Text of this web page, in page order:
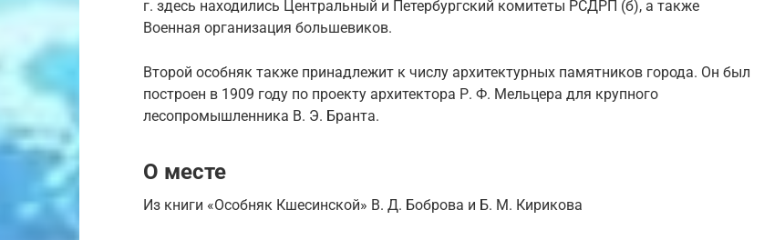
г. здесь находились Центральный и Петербургский комитеты РСДРП (б), а также
Военная организация большевиков.
Второй особняк также принадлежит к числу архитектурных памятников города. Он был
построен в 1909 году по проекту архитектора Р. Ф. Мельцера для крупного
лесопромышленника В. Э. Бранта.
О месте
Из книги «Особняк Кшесинской» В. Д. Боброва и Б. М. Кирикова